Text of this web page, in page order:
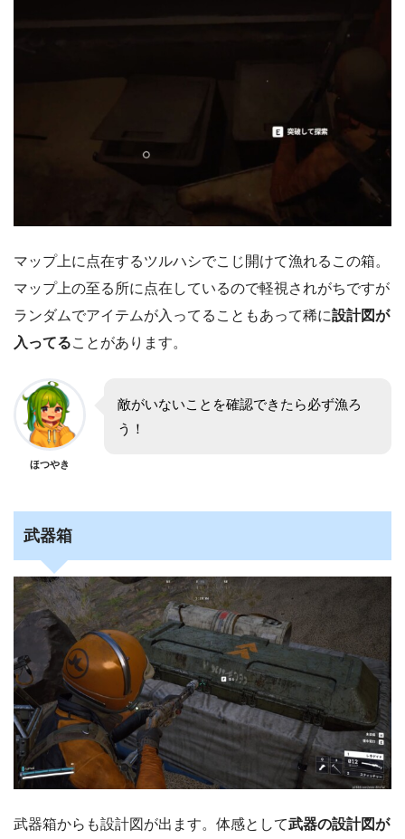
マップ上に点在するツルハシでこじ開けて漁れるこの箱。
マップ上の至る所に点在しているので軽視されがちですが
ランダムでアイテムが入ってることもあって稀に設計図が
入ってることがあります。
ほつやき
敵がいないことを確認できたら必ず漁ろ
う！
武器箱
武器箱からも設計図が出ます。体感として武器の設計図が